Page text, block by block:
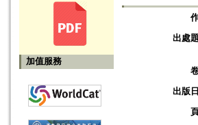
加值服務
出處
出版